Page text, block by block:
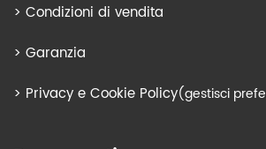
> Condizioni di vendita
> Garanzia
> Privacy e Cookie Policy(gestisci